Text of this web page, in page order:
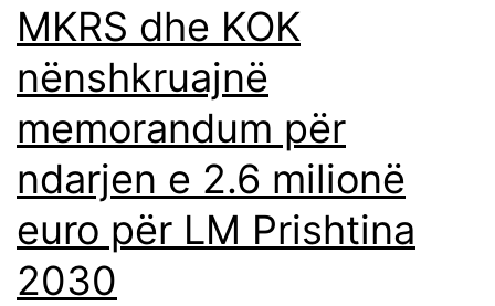
MKRS dhe KOK
nënshkruajnë
memorandum për
ndarjen e 2.6 milionë
euro për LM Prishtina
2030